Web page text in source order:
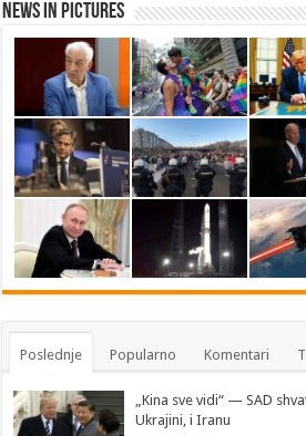
News in Pictures
Poslednje Popularno Komentari
„Kina sve vidi“ — SAD
Ukrajini, i Iranu